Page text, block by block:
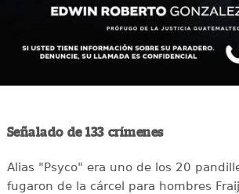
Señalado de 133 crímenes
Alias "Psyco" era uno de los 20
fugaron de la cárcel para hombres